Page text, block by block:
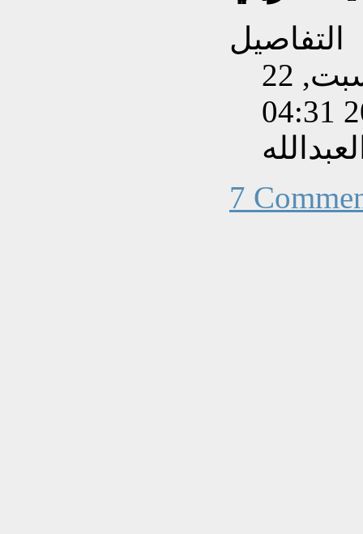
التفاصيل
تم إنشاءه بتاريخ السبت, 22
7